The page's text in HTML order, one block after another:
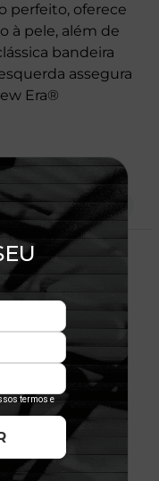
perfeito, oferece
à pele, além de
bandeira
assegura
Era®